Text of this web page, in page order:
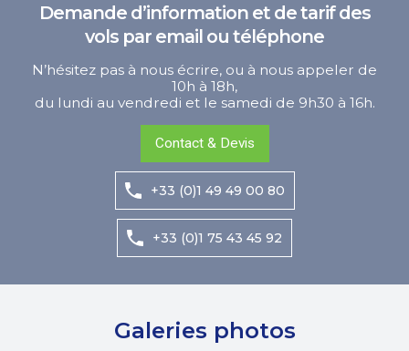
Demande d’information et de tarif des
vols par email ou téléphone
N’hésitez pas à nous écrire, ou à nous appeler de
10h à 18h,
du lundi au vendredi et le samedi de 9h30 à 16h.
Contact & Devis
+33 (0)1 49 49 00 80
+33 (0)1 75 43 45 92
Galeries photos